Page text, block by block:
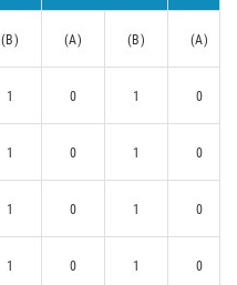
(B) (A) (B) (A)
1 0 1 0
1 0 1 0
1 0 1 0
1 0 1 0